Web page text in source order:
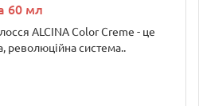
60 мл
ALCINA Color Creme - це
революційна система..